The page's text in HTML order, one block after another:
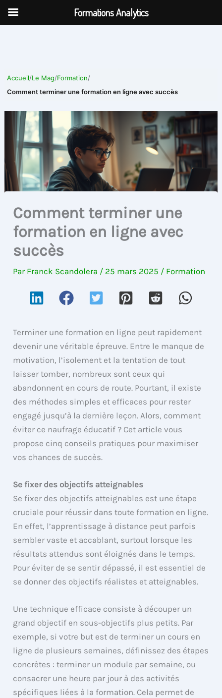
Aller
Accueil/Le Mag/Formation/
Comment terminer une formation en ligne avec succès
Comment terminer une
formation en ligne avec
succès
Par Franck Scandolera / 25 mars 2025 / Formation
Terminer une formation en ligne peut rapidement
devenir une véritable épreuve. Entre le manque de
motivation, l’isolement et la tentation de tout
laisser tomber, nombreux sont ceux qui
abandonnent en cours de route. Pourtant, il existe
des méthodes simples et efficaces pour rester
engagé jusqu’à la dernière leçon. Alors, comment
éviter ce naufrage éducatif ? Cet article vous
propose cinq conseils pratiques pour maximiser
vos chances de succès.
Se fixer des objectifs atteignables
Se fixer des objectifs atteignables est une étape
cruciale pour réussir dans toute formation en ligne.
En effet, l’apprentissage à distance peut parfois
sembler vaste et accablant, surtout lorsque les
résultats attendus sont éloignés dans le temps.
Pour éviter de se sentir dépassé, il est essentiel de
se donner des objectifs réalistes et atteignables.
Une technique efficace consiste à découper un
grand objectif en sous-objectifs plus petits. Par
exemple, si votre but est de terminer un cours en
ligne de plusieurs semaines, définissez des étapes
concrètes : terminer un module par semaine, ou
consacrer une heure par jour à des activités
spécifiques liées à la formation. Cela permet de
Formations Analytics